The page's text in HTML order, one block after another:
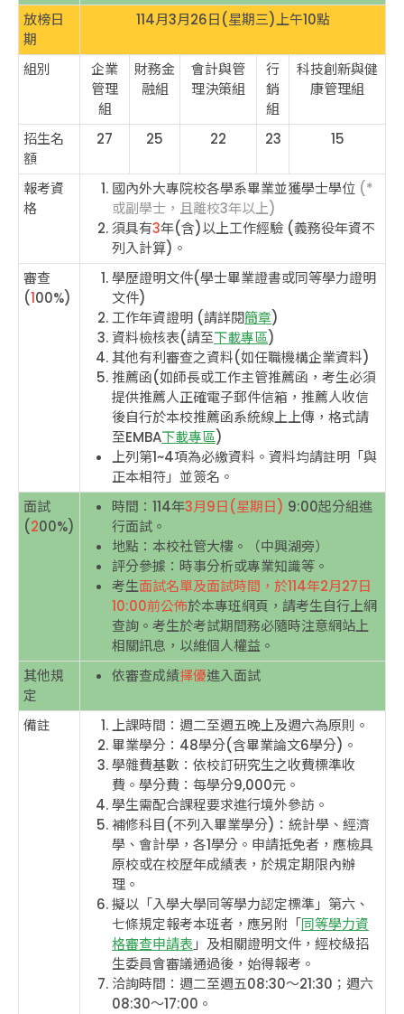
放榜日
期
114月3月26日(星期三)上午10點
組別
企業
管理
組
財務金
融組
會計與管
理決策組
行
銷
組
科技創新與健
康管理組
招生名
額
27 25 22 23 15
報考資
格
國內外大專院校各學系畢業並獲學士學位 (*
或副學士，且離校3年以上)
須具有3年(含)以上工作經驗 (義務役年資不
列入計算)。
審查
(100%)
學歷證明文件(學士畢業證書或同等學力證明
文件)
工作年資證明 (請詳閱簡章)
資料檢核表(請至下載專區)
其他有利審查之資料(如任職機構企業資料)
推薦函(如師長或工作主管推薦函，考生必須
提供推薦人正確電子郵件信箱，推薦人收信
後自行於本校推薦函系統線上上傳，格式請
至EMBA下載專區)
上列第1~4項為必繳資料。資料均請註明「與
正本相符」並簽名。
面試
(200%)
時間：114年3月9日(星期日) 9:00起分組進
行面試。
地點：本校社管大樓。（中興湖旁）
評分參據：時事分析或專業知識等。
考生面試名單及面試時間，於114年2月27日
10:00前公佈於本專班網頁，請考生自行上網
查詢。考生於考試期間務必隨時注意網站上
相關訊息，以維個人權益。
其他規
定
依審查成績擇優進入面試
備註
上課時間：週二至週五晚上及週六為原則。
畢業學分：48學分(含畢業論文6學分)。
學雜費基數：依校訂研究生之收費標準收
費。學分費：每學分9,000元。
學生需配合課程要求進行境外參訪。
補修科目(不列入畢業學分)：統計學、經濟
學、會計學，各1學分。申請抵免者，應檢具
原校或在校歷年成績表，於規定期限內辦
理。
擬以「入學大學同等學力認定標準」第六、
七條規定報考本班者，應另附「同等學力資
格審查申請表」及相關證明文件，經校級招
生委員會審議通過後，始得報考。
洽詢時間：週二至週五08:30～21:30；週六
08:30～17:00。